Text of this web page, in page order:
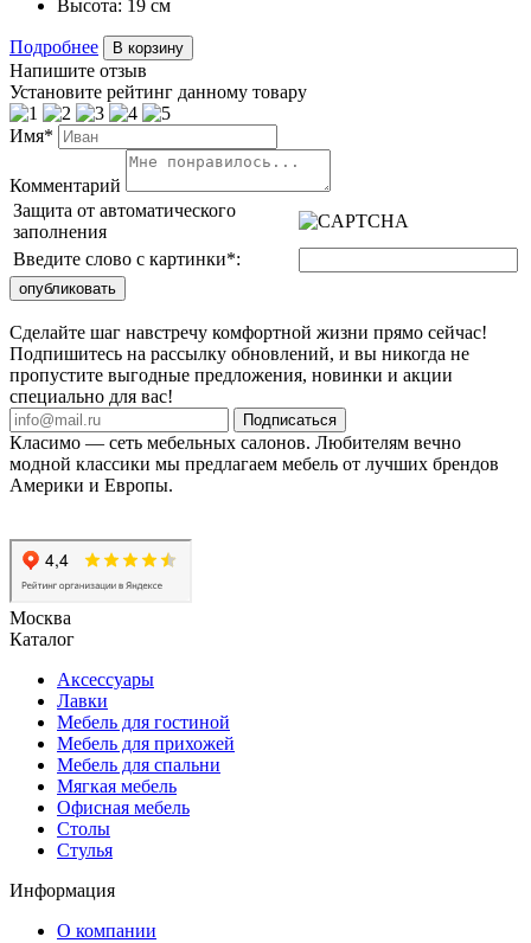
Высота: 19 см
Подробнее В корзину
Напишите отзыв
Установите рейтинг данному товару
Имя*
Комментарий
Защита от автоматического
заполнения
Введите слово с картинки*:
Сделайте шаг навстречу комфортной жизни прямо сейчас!
Подпишитесь на рассылку обновлений, и вы никогда не
пропустите выгодные предложения, новинки и акции
специально для вас!
Подписаться
Класимо — cеть мебельных салонов. Любителям вечно
модной классики мы предлагаем мебель от лучших брендов
Америки и Европы.
Москва
Каталог
Аксессуары
Лавки
Мебель для гостиной
Мебель для прихожей
Мебель для спальни
Мягкая мебель
Офисная мебель
Столы
Стулья
Информация
О компании